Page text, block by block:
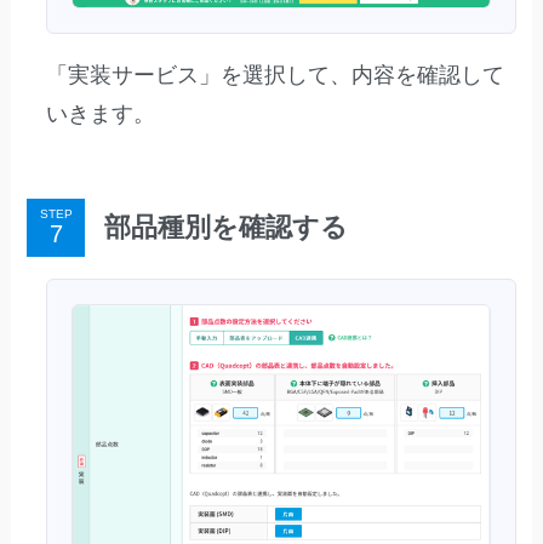
「実装サービス」を選択して、内容を確認して
いきます。
STEP 部品種別を確認する